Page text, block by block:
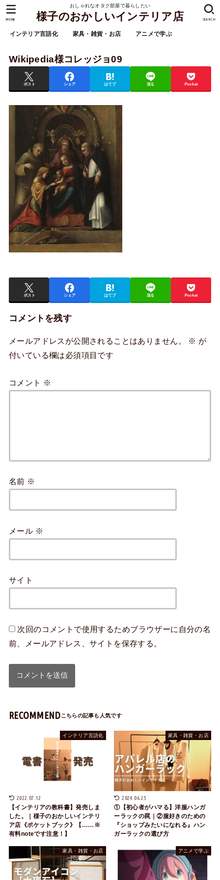
おしゃれなオタク部屋で暮らしたい
様子のおかしいインテリア店
インテリア言語化 家具・雑貨・お店 アニメで学ぶ
SEARCH
MENU
Wikipedia様コレッジョ09
ポスト シェア はてブ 送る Pocket
ポスト シェア はてブ 送る Pocket
コメントを残す
メールアドレスが公開されることはありません。 ※ が
付いている欄は必須項目です
コメント ※
名前 ※
メール ※
サイト
次回のコメントで使用するためブラウザーに自分の名
前、メールアドレス、サイトを保存する。
RECOMMEND
インテリア言語化
2022.07.12
【インテリアの教科書】発売しま
した。｜様子のおかしいインテリ
ア店《ポケットブック》【……※
有料noteです注意！】
家具・雑貨・お店
2024.06.25
①【初心者がハマる】洋服ハンガ
ーラックの罠｜②服好きのための
『ショップみたいになれる』ハン
ガーラックの選び方
家具・雑貨・お店 アニメで学ぶ